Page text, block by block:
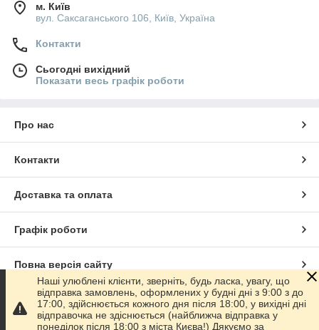
м. Київ
вул. Саксаганського 106, Київ, Україна
Контакти
Сьогодні вихідний
Показати весь графік роботи
Про нас
Контакти
Доставка та оплата
Графік роботи
Повна версія сайту
Сайт створено на маркетплейсіProm.ua
Наші улюблені клієнти, зверніть, будь ласка, увагу, що
відправка замовлень, оформлених у будні дні з 9:00 з до
17:00, здійснюється кожного дня після 18:00, у вихідні дні
відправочка не здіснюється (найближча відправка у
понеділок після 18:00 з міста Києва!) Дякуємо за